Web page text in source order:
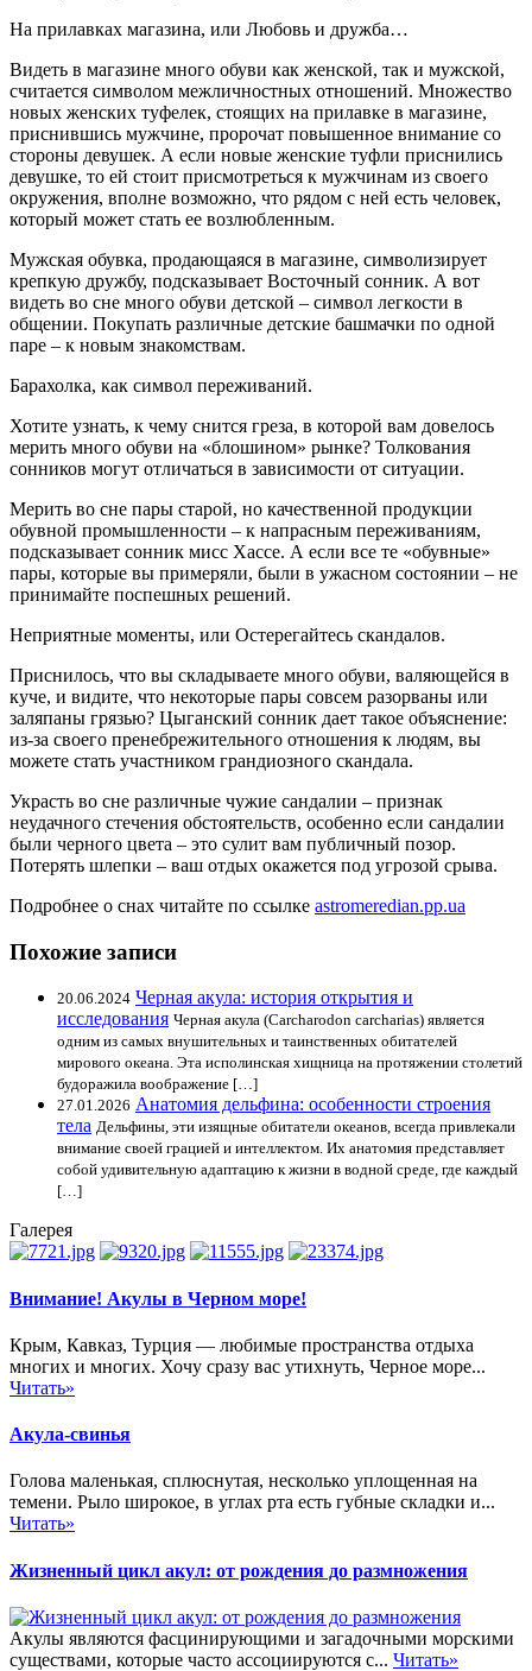
На прилавках магазина, или Любовь и дружба…
Видеть в магазине много обуви как женской, так и мужской,
считается символом межличностных отношений. Множество
новых женских туфелек, стоящих на прилавке в магазине,
приснившись мужчине, пророчат повышенное внимание со
стороны девушек. А если новые женские туфли приснились
девушке, то ей стоит присмотреться к мужчинам из своего
окружения, вполне возможно, что рядом с ней есть человек,
который может стать ее возлюбленным.
Мужская обувка, продающаяся в магазине, символизирует
крепкую дружбу, подсказывает Восточный сонник. А вот
видеть во сне много обуви детской – символ легкости в
общении. Покупать различные детские башмачки по одной
паре – к новым знакомствам.
Барахолка, как символ переживаний.
Хотите узнать, к чему снится греза, в которой вам довелось
мерить много обуви на «блошином» рынке? Толкования
сонников могут отличаться в зависимости от ситуации.
Мерить во сне пары старой, но качественной продукции
обувной промышленности – к напрасным переживаниям,
подсказывает сонник мисс Хассе. А если все те «обувные»
пары, которые вы примеряли, были в ужасном состоянии – не
принимайте поспешных решений.
Неприятные моменты, или Остерегайтесь скандалов.
Приснилось, что вы складываете много обуви, валяющейся в
куче, и видите, что некоторые пары совсем разорваны или
заляпаны грязью? Цыганский сонник дает такое объяснение:
из-за своего пренебрежительного отношения к людям, вы
можете стать участником грандиозного скандала.
Украсть во сне различные чужие сандалии – признак
неудачного стечения обстоятельств, особенно если сандалии
были черного цвета – это сулит вам публичный позор.
Потерять шлепки – ваш отдых окажется под угрозой срыва.
Подробнее о снах читайте по ссылке astromeredian.pp.ua
Похожие записи
20.06.2024 Черная акула: история открытия и
исследования Черная акула (Carcharodon carcharias) является
одним из самых внушительных и таинственных обитателей
мирового океана. Эта исполинская хищница на протяжении столетий
будоражила воображение […]
27.01.2026 Анатомия дельфина: особенности строения
тела Дельфины, эти изящные обитатели океанов, всегда привлекали
внимание своей грацией и интеллектом. Их анатомия представляет
собой удивительную адаптацию к жизни в водной среде, где каждый
[…]
Галерея
Внимание! Акулы в Черном море!
Крым, Кавказ, Турция — любимые пространства отдыха
многих и многих. Хочу сразу вас утихнуть, Черное море...
Читать»
Акула-свинья
Голова маленькая, сплюснутая, несколько уплощенная на
темени. Рыло широкое, в углах рта есть губные складки и...
Читать»
Жизненный цикл акул: от рождения до размножения
Акулы являются фасцинирующими и загадочными морскими
существами, которые часто ассоциируются с... Читать»